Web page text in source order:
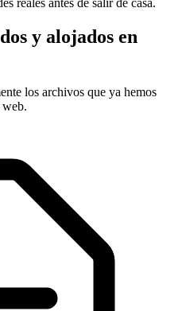
y alojados en
los archivos que ya hemos